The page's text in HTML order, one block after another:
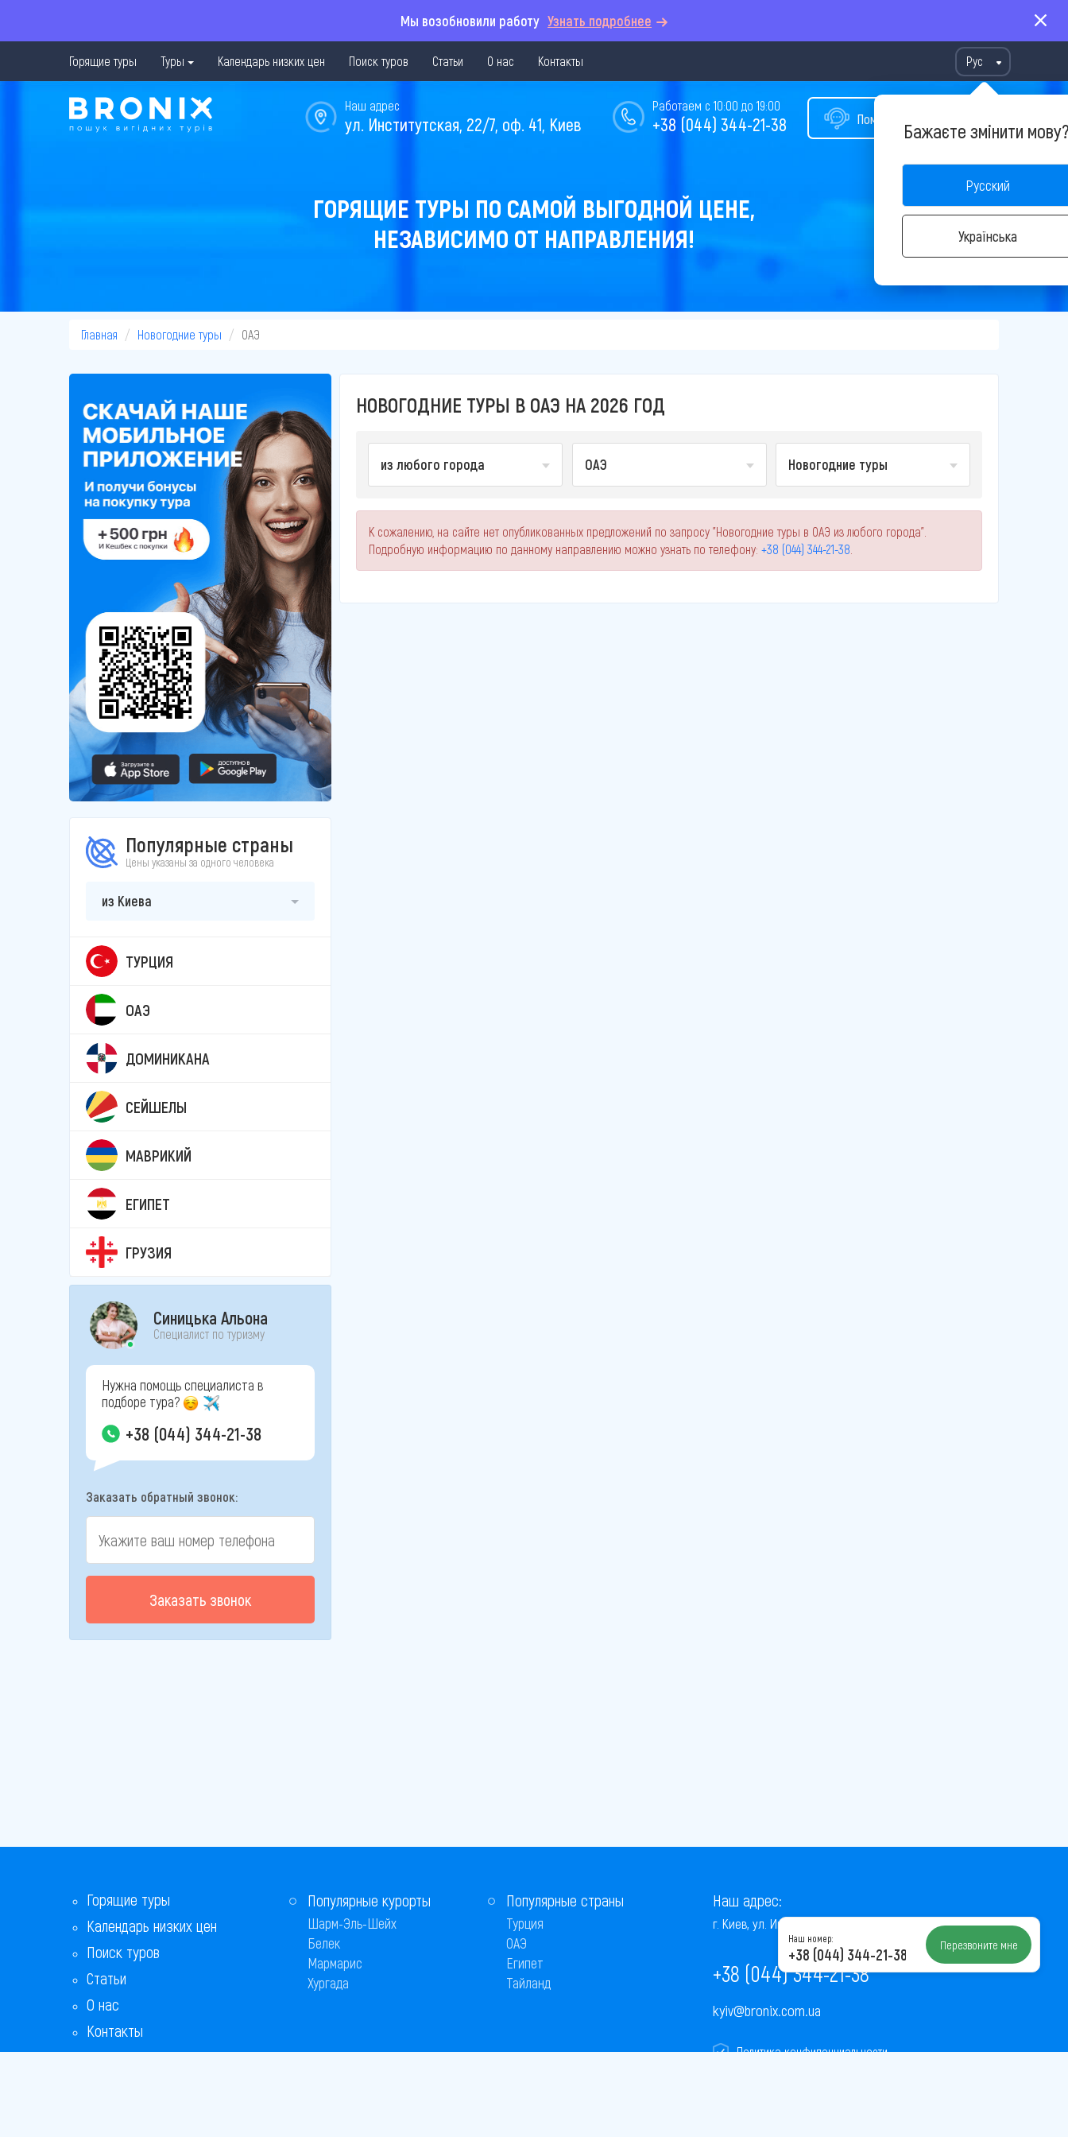
Мы возобновили работу Узнать подробнее
Горящие туры Туры Календарь низких цен Поиск туров Статьи О нас Контакты Рус
Бажаєте змінити
Русский
Українська
Помощь в подборе тура
Работаем с 10:00 до 19:00
+38 (044) 344-21-38
Наш адрес
ул. Институтская, 22/7, оф. 41, Киев
ГОРЯЩИЕ ТУРЫ ПО САМОЙ ВЫГОДНОЙ ЦЕНЕ,
НЕЗАВИСИМО ОТ НАПРАВЛЕНИЯ!
Главная Новогодние туры ОАЭ
Популярные страны
Цены указаны за одного человека
из Киева
ТУРЦИЯ
ОАЭ
ДОМИНИКАНА
СЕЙШЕЛЫ
МАВРИКИЙ
ЕГИПЕТ
ГРУЗИЯ
Синицька Альона
Специалист по туризму
Нужна помощь специалиста в
подборе тура?
+38 (044) 344-21-38
Заказать обратный звонок:
Заказать звонок
НОВОГОДНИЕ ТУРЫ В ОАЭ НА 2026 ГОД
из любого города ОАЭ Новогодние туры
К сожалению, на сайте нет опубликованных предложений по запросу "Новогодние туры в ОАЭ из любого города".
Подробную информацию по данному направлению можно узнать по телефону: +38 (044) 344-21-38
Горящие туры
Календарь низких цен
Поиск туров
Статьи
О нас
Контакты
Бонусная программа
Популярные курорты
Шарм-Эль-Шейх
Белек
Мармарис
Хургада
Популярные страны
Турция
ОАЭ
Египет
Тайланд
Наш адрес:
г. Киев, ул. Институтская, 22/7, оф. 41
+38 (044) 344-21-38
kyiv@bronix.com.ua
Политика конфиденциальности
Наш номер:
+38 (044) 344-21-38 Перезвоните мне